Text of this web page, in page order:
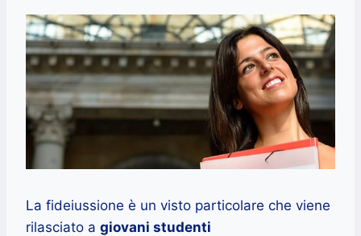
La fideiussione è un visto particolare che viene
rilasciato a giovani studenti